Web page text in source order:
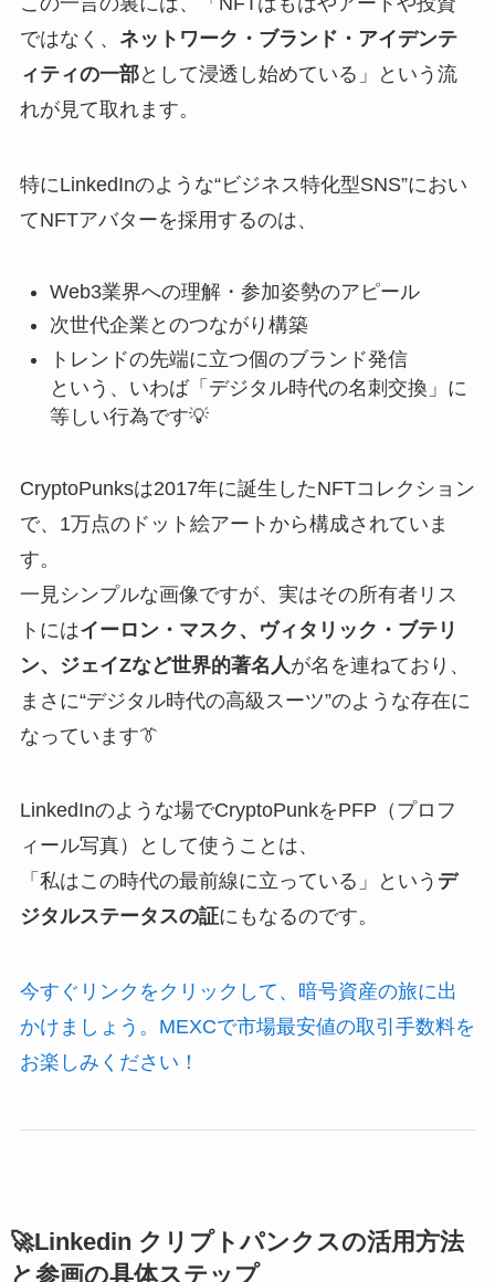
ではなく、 ネットワーク・ブランド・アイデンテ
ィティの一部として浸透し始めている」という流
れが見て取れます。
特にLinkedInのような“ビジネス特化型SNS”におい
てNFTアバターを採用するのは、
Web3業界への理解・参加姿勢のアピール
次世代企業とのつながり構築
トレンドの先端に立つ個のブランド発信
という、いわば「デジタル時代の名刺交換」に
等しい行為です💡
CryptoPunksは2017年に誕生したNFTコレクション
で、1万点のドット絵アートから構成されていま
す。
一見シンプルな画像ですが、実はその所有者リス
トにはイーロン・マスク、ヴィタリック・ブテリ
ン、ジェイZなど世界的著名人 が名を連ねており、
まさに“デジタル時代の高級スーツ”のような存在に
なっています👔
LinkedInのような場でCryptoPunkをPFP（プロフ
ィール写真）として使うことは、
「私はこの時代の最前線に立っている」という デ
ジタルステータスの証にもなるのです。
今すぐリンクをクリックして、暗号資産の旅に出
かけましょう。MEXCで市場最安値の取引手数料を
お楽しみください！
🚀Linkedin クリプトパンクスの活用方法
と参画の具体ステップ